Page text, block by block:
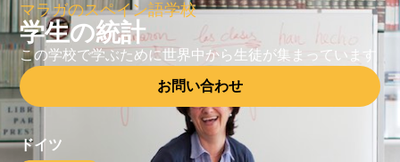
マラガのスペイン語学校
学生の統計
この学校で学ぶために世界中から生徒が集まっています
お問い合わせ
ドイツ